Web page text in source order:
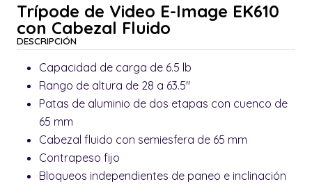
Trípode de Video E-Image EK610
con Cabezal Fluido
DESCRIPCIÓN
Capacidad de carga de 6.5 lb
Rango de altura de 28 a 63.5"
Patas de aluminio de dos etapas con cuenco de
65 mm
Cabezal fluido con semiesfera de 65 mm
Contrapeso fijo
Bloqueos independientes de paneo e inclinación